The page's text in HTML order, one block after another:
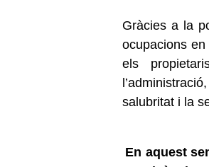
Gràcies a la
ocupacions
els
salubritat i la
En aquest